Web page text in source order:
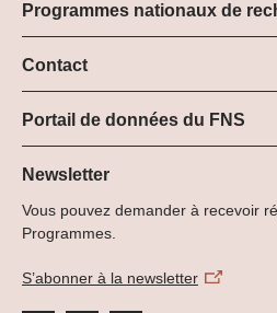
Programmes nationaux de
Vous trouverez ici des informations
nationaux de recherche (PNR) :
Tous les PNR
Contact
Manager du programme
Dr Pascal Walther, FNS
Tél.: +
22
Portail de données du FNS
Vous trouverez ici des informations
recherche et les subsides approuvés
Recherche de projets
Newsletter
Vous pouvez demander à recevoir
Programmes.
S’abonner à la newsletter